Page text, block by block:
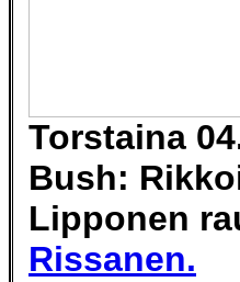
Torstaina
Bush:
Lipponen
Rissanen.